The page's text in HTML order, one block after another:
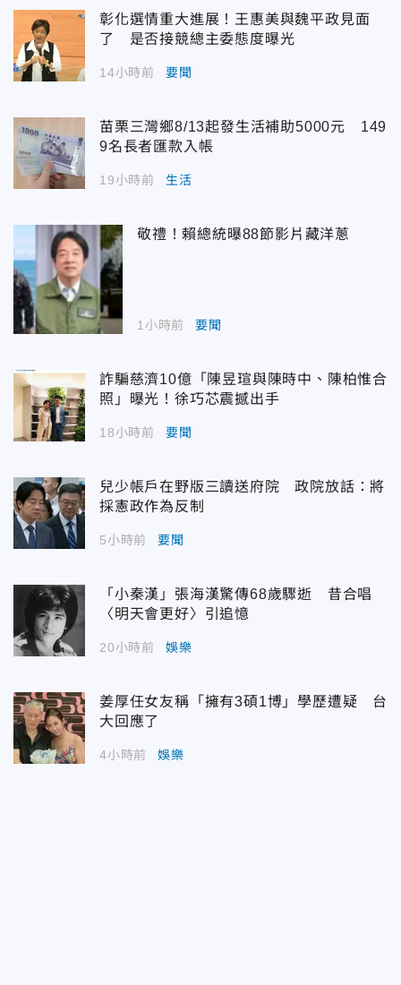
彰化選情重大進展！王惠美與魏平政見面
了 是否接競總主委態度曝光
14小時前 要聞
苗栗三灣鄉8/13起發生活補助5000元 149
9名長者匯款入帳
19小時前 生活
敬禮！賴總統曝88節影片藏洋蔥
1小時前 要聞
詐騙慈濟10億「陳昱瑄與陳時中、陳柏惟合
照」曝光！徐巧芯震撼出手
18小時前 要聞
兒少帳戶在野版三讀送府院 政院放話：將
採憲政作為反制
5小時前 要聞
「小秦漢」張海漢驚傳68歲驟逝 昔合唱
〈明天會更好〉引追憶
20小時前 娛樂
姜厚任女友稱「擁有3碩1博」學歷遭疑 台
大回應了
4小時前 娛樂